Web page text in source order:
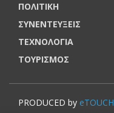
ΠΟΛΙΤΙΚΗ
ΣΥΝΕΝΤΕΥΞΕΙΣ
ΤΕΧΝΟΛΟΓΙΑ
ΤΟΥΡΙΣΜΟΣ
PRODUCED by eTOUCH